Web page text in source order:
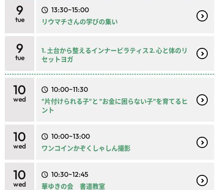
9
tue
13:30~15:00
リウマチさんの学びの集い
9
tue
1. 土台から整えるインナーピラティス 2. 心と体のリ
セットヨガ
10
wed
10:00~11:30
"片付けられる子"と "お金に困らない子"を育てるヒ
ント
10
wed
10:00~13:00
ワンコインかぞくしゃしん撮影
10
wed
10:30~12:45
華ゆきの会 書道教室